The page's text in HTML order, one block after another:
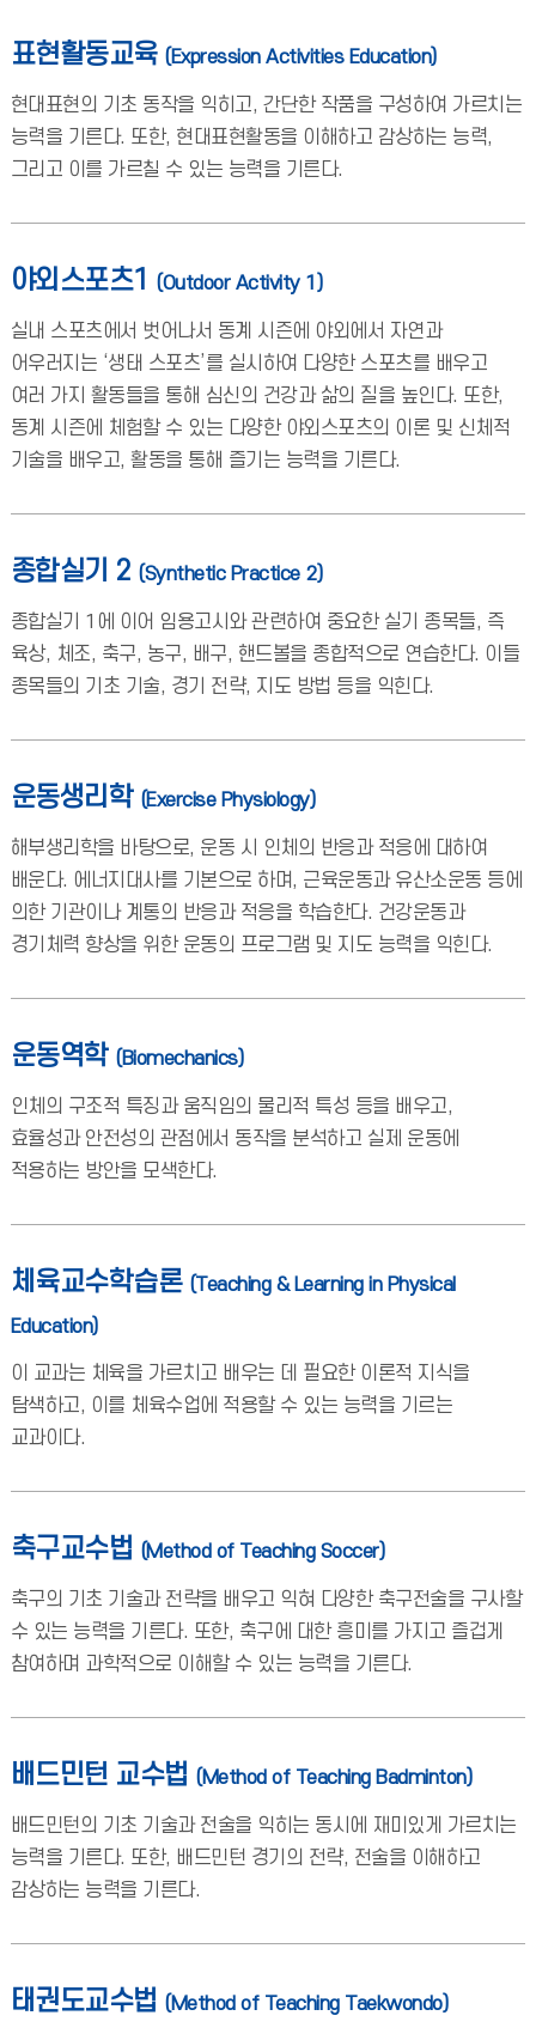
표현활동교육 (Expression Activities Education)
현대표현의 기초 동작을 익히고, 간단한 작품을 구성하여 가르치는
능력을 기른다. 또한, 현대표현활동을 이해하고 감상하는 능력,
그리고 이를 가르칠 수 있는 능력을 기른다.
야외스포츠1 (Outdoor Activity 1)
실내 스포츠에서 벗어나서 동계 시즌에 야외에서 자연과
어우러지는 ‘생태 스포츠’를 실시하여 다양한 스포츠를 배우고
여러 가지 활동들을 통해 심신의 건강과 삶의 질을 높인다. 또한,
동계 시즌에 체험할 수 있는 다양한 야외스포츠의 이론 및 신체적
기술을 배우고, 활동을 통해 즐기는 능력을 기른다.
종합실기 2 (Synthetic Practice 2)
종합실기 1에 이어 임용고시와 관련하여 중요한 실기 종목들, 즉
육상, 체조, 축구, 농구, 배구, 핸드볼을 종합적으로 연습한다. 이들
종목들의 기초 기술, 경기 전략, 지도 방법 등을 익힌다.
운동생리학 (Exercise Physiology)
해부생리학을 바탕으로, 운동 시 인체의 반응과 적응에 대하여
배운다. 에너지대사를 기본으로 하며, 근육운동과 유산소운동 등에
의한 기관이나 계통의 반응과 적응을 학습한다. 건강운동과
경기체력 향상을 위한 운동의 프로그램 및 지도 능력을 익힌다.
운동역학 (Biomechanics)
인체의 구조적 특징과 움직임의 물리적 특성 등을 배우고,
효율성과 안전성의 관점에서 동작을 분석하고 실제 운동에
적용하는 방안을 모색한다.
체육교수학습론 (Teaching & Learning in Physical
Education)
이 교과는 체육을 가르치고 배우는 데 필요한 이론적 지식을
탐색하고, 이를 체육수업에 적용할 수 있는 능력을 기르는
교과이다.
축구교수법 (Method of Teaching Soccer)
축구의 기초 기술과 전략을 배우고 익혀 다양한 축구전술을 구사할
수 있는 능력을 기른다. 또한, 축구에 대한 흥미를 가지고 즐겁게
참여하며 과학적으로 이해할 수 있는 능력을 기른다.
배드민턴 교수법 (Method of Teaching Badminton)
배드민턴의 기초 기술과 전술을 익히는 동시에 재미있게 가르치는
능력을 기른다. 또한, 배드민턴 경기의 전략, 전술을 이해하고
감상하는 능력을 기른다.
태권도교수법 (Method of Teaching Taekwondo)